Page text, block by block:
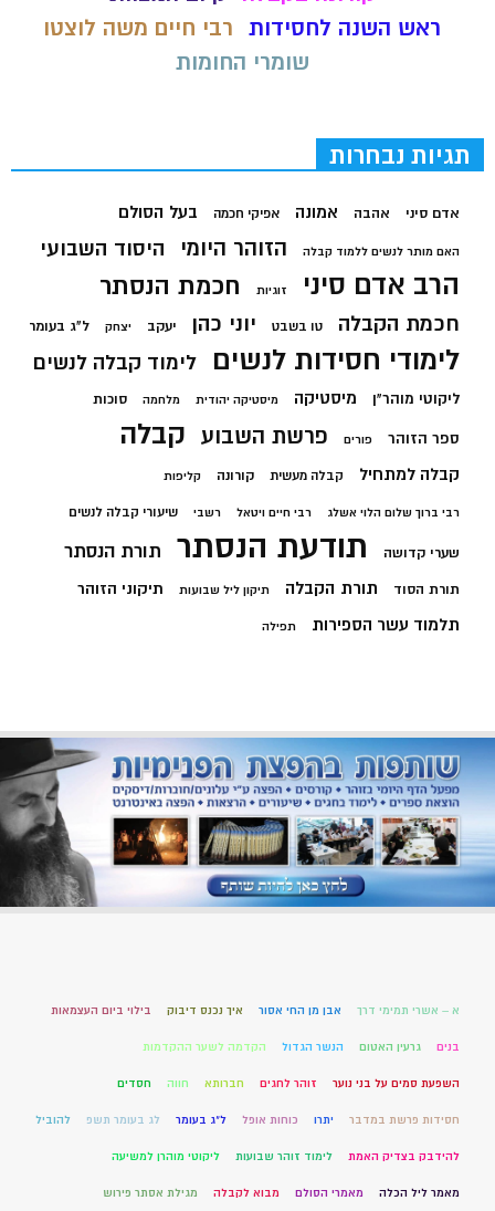
ראש השנה לחסידות רבי חיים משה לוצטו
שומרי החומות
תגיות נבחרות
אדם סיני אהבה אמונה אפיקי חכמה בעל הסולם
האם מותר לנשים ללמוד קבלה הזוהר היומי היסוד השבועי
הרב אדם סיני זוגיות חכמת הנסתר
חכמת הקבלה טו בשבט יוני כהן יעקב יצחק ל"ג בעומר
לימודי חסידות לנשים לימוד קבלה לנשים
ליקוטי מוהר"ן מיסטיקה מיסטיקה יהודית מלחמה סוכות
ספר הזוהר פורים פרשת השבוע קבלה
קבלה למתחיל קבלה מעשית קורונה קליפות
רבי ברוך שלום הלוי אשלג רבי חיים ויטאל רשבי שיעורי קבלה לנשים
שערי קדושה תודעת הנסתר תורת הנסתר
תורת הסוד תורת הקבלה תיקון ליל שבועות תיקוני הזוהר
תלמוד עשר הספירות תפילה
א – אשרי תמימי דרך אבן מן החי אסור איך נכנס דיבוק בילוי ביום העצמאות
בנים גרעין האטום הנשר הגדול הקדמה לשער ההקדמות
השפעת סמים על בני נוער זוהר לחגים חברותא חווה חסדים
חסידות פרשת במדבר יתרו כוחות אופל ל"ג בעומר לג בעומר תשפ להוביל
להידבק בצדיק האמת לימוד זוהר שבועות ליקוטי מוהרן למשיעה
מאמר ליל הכלה מאמרי הסולם מבוא לקבלה מגילת אסתר פירוש